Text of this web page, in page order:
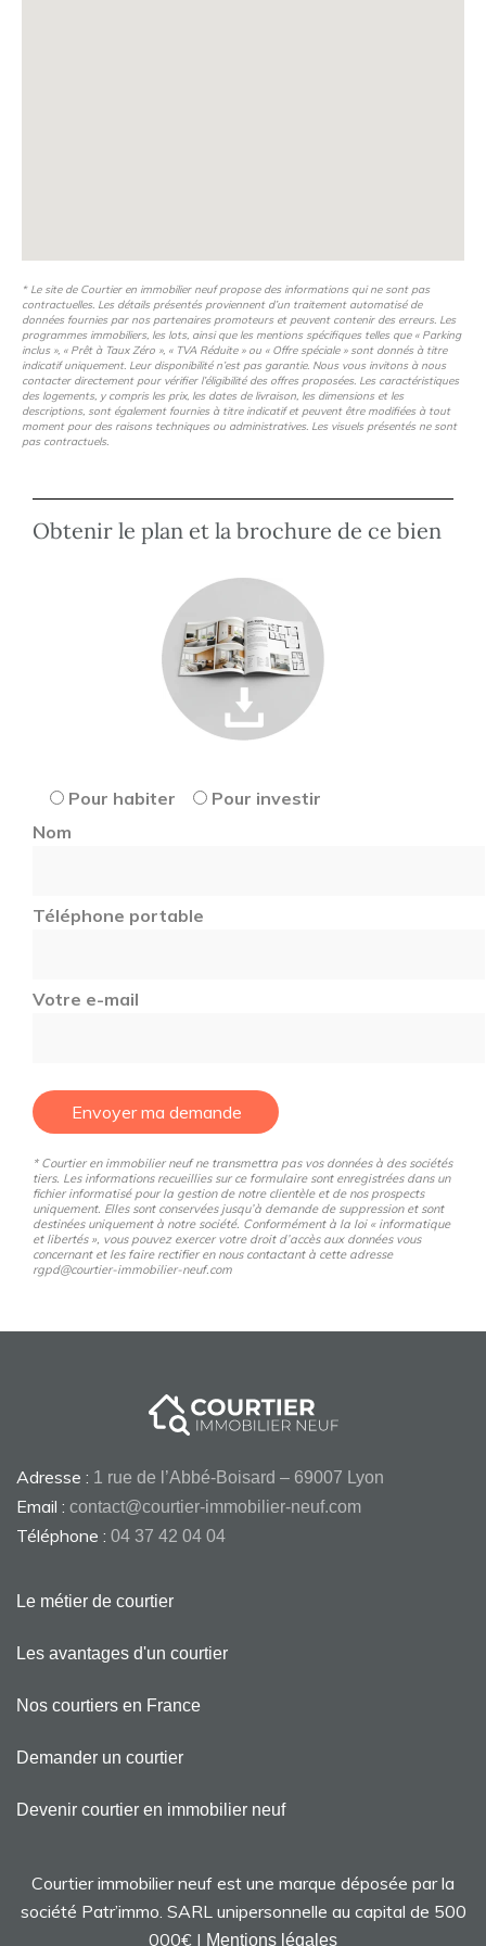
* Le site de Courtier en immobilier neuf propose des informations qui ne sont pas
contractuelles. Les détails présentés proviennent d’un traitement automatisé de
données fournies par nos partenaires promoteurs et peuvent contenir des erreurs. Les
programmes immobiliers, les lots, ainsi que les mentions spécifiques telles que « Parking
inclus », « Prêt à Taux Zéro », « TVA Réduite » ou « Offre spéciale » sont donnés à titre
indicatif uniquement. Leur disponibilité n’est pas garantie. Nous vous invitons à nous
contacter directement pour vérifier l’éligibilité des offres proposées. Les caractéristiques
des logements, y compris les prix, les dates de livraison, les dimensions et les
descriptions, sont également fournies à titre indicatif et peuvent être modifiées à tout
moment pour des raisons techniques ou administratives. Les visuels présentés ne sont
pas contractuels.
Obtenir le plan et la brochure de ce bien
Pour habiter
Pour investir
Nom
Téléphone portable
Votre e-mail
Envoyer ma demande
* Courtier en immobilier neuf ne transmettra pas vos données à des sociétés
tiers. Les informations recueillies sur ce formulaire sont enregistrées dans un
fichier informatisé pour la gestion de notre clientèle et de nos prospects
uniquement. Elles sont conservées jusqu’à demande de suppression et sont
destinées uniquement à notre société. Conformément à la loi « informatique
et libertés », vous pouvez exercer votre droit d’accès aux données vous
concernant et les faire rectifier en nous contactant à cette adresse
rgpd@courtier-immobilier-neuf.com
Adresse : 1 rue de l’Abbé-Boisard – 69007 Lyon
Email : contact@courtier-immobilier-neuf.com
Téléphone : 04 37 42 04 04
Le métier de courtier
Les avantages d'un courtier
Nos courtiers en France
Demander un courtier
Devenir courtier en immobilier neuf
Courtier immobilier neuf est une marque déposée par la
société Patr’immo. SARL unipersonnelle au capital de 500
000€ | Mentions légales